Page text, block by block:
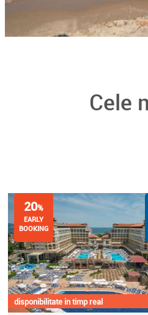
Cele
disponibilitate in timp real
20%
EARLY
BOOKING